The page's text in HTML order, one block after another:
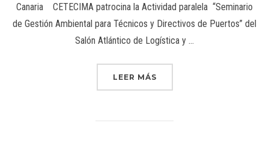
Canaria CETECIMA patrocina la Actividad paralela “Seminario
de Gestión Ambiental para Técnicos y Directivos de Puertos” del
Salón Atlántico de Logística y …
LEER MÁS